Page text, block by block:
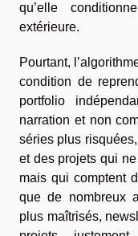
qu’elle
extérieure.
Pourtant,
condition de
portfolio
narration et non
séries plus
et des projets qui
mais qui comptent
que de nombreux
plus maîtrisés,